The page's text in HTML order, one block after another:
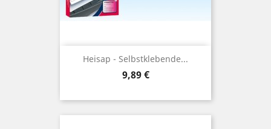
Heisap - Selbstklebende...
Preis
9,89 €